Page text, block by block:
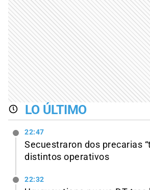
LO ÚLTIMO
22:47
Secuestraron dos precarias
distintos operativos
22:32